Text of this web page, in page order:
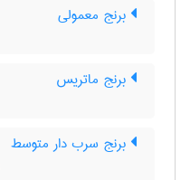
برنج معمولی
برنج ماتریس
برنج سرب دار متوسط